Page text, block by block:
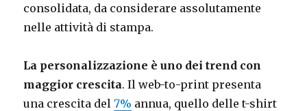
consolidata, da considerare assolutamente
nelle attività di stampa.
La personalizzazione è uno dei trend con
maggior crescita. Il web-to-print presenta
una crescita del7% annua, quello delle t-shirt